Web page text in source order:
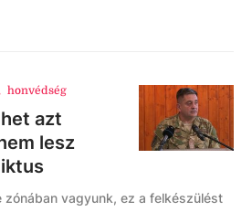
honvédség
azt
lesz
vagyunk, ez a felkészülést